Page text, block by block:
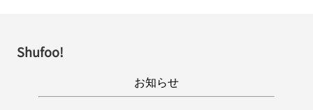
Shufoo!